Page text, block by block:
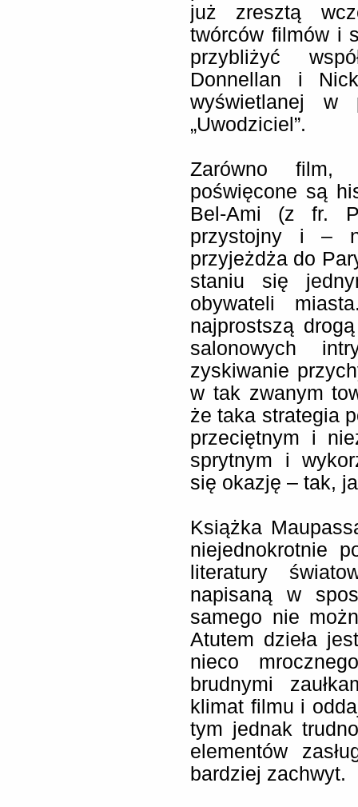
już zresztą
twórców filmów i
przybliżyć
Donnellan i
wyświetlanej w
„Uwodziciel”.
Zarówno film,
poświęcone są
Bel-Ami (z fr.
przystojny i –
przyjeżdża do
staniu się
obywateli
najprostszą
salonowych
zyskiwanie
w tak zwanym
że taka strategia
przeciętnym i
sprytnym i
się okazję – tak,
Książka
niejednokrotnie
literatury
napisaną w
samego nie
Atutem dzieła
nieco
brudnymi
klimat filmu i
tym jednak
elementów
bardziej zachwyt.